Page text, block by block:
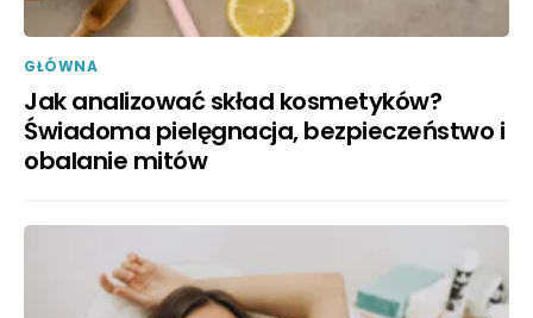
GŁÓWNA
Jak analizować skład kosmetyków?
Świadoma pielęgnacja, bezpieczeństwo i
obalanie mitów